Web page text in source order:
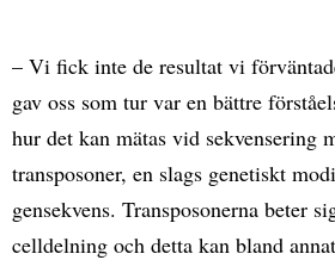
– Vi fick inte de resultat vi
gav oss som tur var en bättre
hur det kan mätas vid sekvensering
transposoner, en slags genetiskt
gensekvens. Transposonerna beter
celldelning och detta kan bland